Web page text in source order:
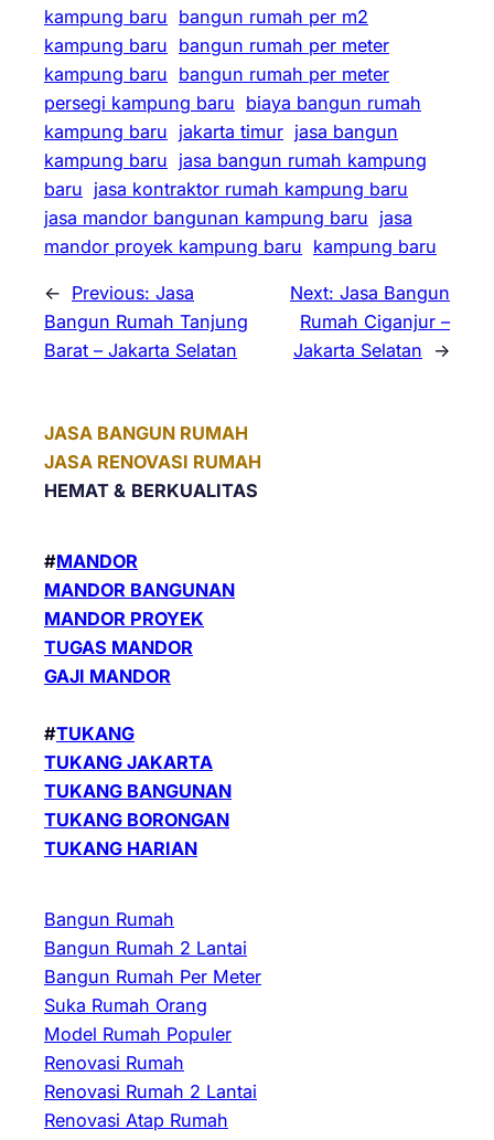
kampung baru bangun rumah per m2
kampung baru bangun rumah per meter
kampung baru bangun rumah per meter
persegi kampung baru biaya bangun rumah
kampung baru jakarta timur jasa bangun
kampung baru jasa bangun rumah kampung
baru jasa kontraktor rumah kampung baru
jasa mandor bangunan kampung baru jasa
mandor proyek kampung baru kampung baru
← Previous: Jasa
Bangun Rumah Tanjung
Barat – Jakarta Selatan
Next: Jasa Bangun
Rumah Ciganjur –
Jakarta Selatan
→
JASA BANGUN RUMAH
JASA RENOVASI RUMAH
HEMAT & BERKUALITAS
#MANDOR
MANDOR BANGUNAN
MANDOR PROYEK
TUGAS MANDOR
GAJI MANDOR
#TUKANG
TUKANG JAKARTA
TUKANG BANGUNAN
TUKANG BORONGAN
TUKANG HARIAN
Bangun Rumah
Bangun Rumah 2 Lantai
Bangun Rumah Per Meter
Suka Rumah Orang
Model Rumah Populer
Renovasi Rumah
Renovasi Rumah 2 Lantai
Renovasi Atap Rumah